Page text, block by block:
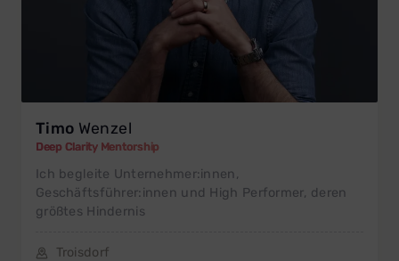
Timo Wenzel
Deep Clarity Mentorship
Ich begleite Unternehmer:innen,
Geschäftsführer:innen und High Performer, deren
größtes Hindernis
Troisdorf